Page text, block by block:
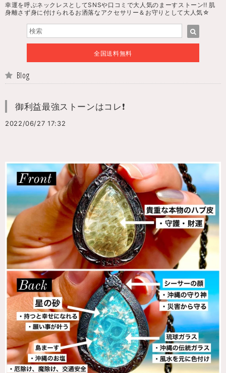
幸運を呼ぶネックレスとしてSNSや口コミで大人気のまーすストーン!! 肌
身離さず身に付けられるお洒落なアクセサリー＆お守りとして大人気☆
全国送料無料
Blog
御利益最強ストーンはコレ❗️
2022/06/27 17:32